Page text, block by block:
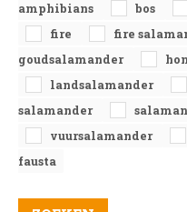
amphibians
bos
fire
fire
goudsalamander
landsalamander
salamander
vuursalamander
fausta